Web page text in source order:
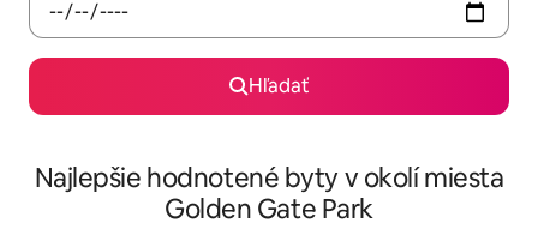
Hľadať
Najlepšie hodnotené byty v okolí miesta
Golden Gate Park